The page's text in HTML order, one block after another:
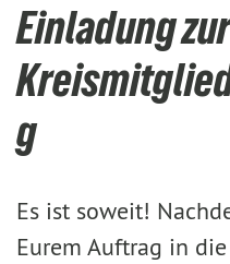
Einladung
g
Es ist soweit!
Eurem Auftrag in